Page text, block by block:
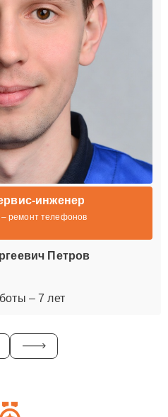
инженер
ремонт телефонов
Петров
– 7 лет